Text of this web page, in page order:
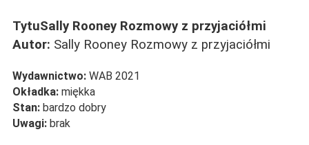
TytuSally Rooney Rozmowy z przyjaciółmi
Autor: Sally Rooney Rozmowy z przyjaciółmi
Wydawnictwo: WAB 2021
Okładka: miękka
Stan: bardzo dobry
Uwagi: brak